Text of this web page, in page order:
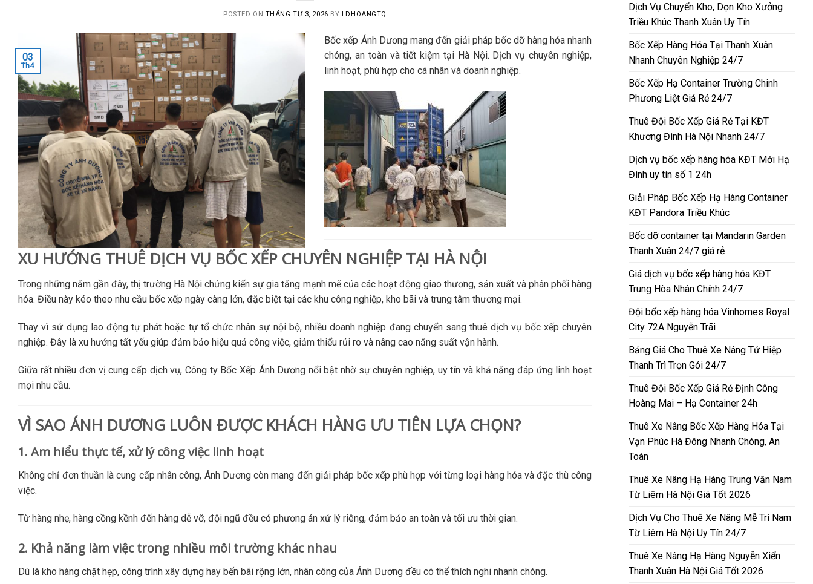
POSTED ON THÁNG TƯ 3, 2026 BY LDHOANGTQ
03
Th4
Bốc xếp Ánh Dương mang đến giải pháp bốc dỡ hàng hóa nhanh
chóng, an toàn và tiết kiệm tại Hà Nội. Dịch vụ chuyên nghiệp,
linh hoạt, phù hợp cho cá nhân và doanh nghiệp.
XU HƯỚNG THUÊ DỊCH VỤ BỐC XẾP CHUYÊN NGHIỆP TẠI HÀ NỘI
Trong những năm gần đây, thị trường Hà Nội chứng kiến sự gia tăng mạnh mẽ của các hoạt động giao thương, sản xuất và phân phối hàng
hóa. Điều này kéo theo nhu cầu bốc xếp ngày càng lớn, đặc biệt tại các khu công nghiệp, kho bãi và trung tâm thương mại.
Thay vì sử dụng lao động tự phát hoặc tự tổ chức nhân sự nội bộ, nhiều doanh nghiệp đang chuyển sang thuê dịch vụ bốc xếp chuyên
nghiệp. Đây là xu hướng tất yếu giúp đảm bảo hiệu quả công việc, giảm thiểu rủi ro và nâng cao năng suất vận hành.
Giữa rất nhiều đơn vị cung cấp dịch vụ, Công ty Bốc Xếp Ánh Dương nổi bật nhờ sự chuyên nghiệp, uy tín và khả năng đáp ứng linh hoạt
mọi nhu cầu.
VÌ SAO ÁNH DƯƠNG LUÔN ĐƯỢC KHÁCH HÀNG ƯU TIÊN LỰA CHỌN?
1. Am hiểu thực tế, xử lý công việc linh hoạt
Không chỉ đơn thuần là cung cấp nhân công, Ánh Dương còn mang đến giải pháp bốc xếp phù hợp với từng loại hàng hóa và đặc thù công
việc.
Từ hàng nhẹ, hàng cồng kềnh đến hàng dễ vỡ, đội ngũ đều có phương án xử lý riêng, đảm bảo an toàn và tối ưu thời gian.
2. Khả năng làm việc trong nhiều môi trường khác nhau
Dù là kho hàng chật hẹp, công trình xây dựng hay bến bãi rộng lớn, nhân công của Ánh Dương đều có thể thích nghi nhanh chóng.
Dịch Vụ Chuyển Kho, Dọn Kho Xưởng
Triều Khúc Thanh Xuân Uy Tín
Bốc Xếp Hàng Hóa Tại Thanh Xuân
Nhanh Chuyên Nghiệp 24/7
Bốc Xếp Hạ Container Trường Chinh
Phương Liệt Giá Rẻ 24/7
Thuê Đội Bốc Xếp Giá Rẻ Tại KĐT
Khương Đình Hà Nội Nhanh 24/7
Dịch vụ bốc xếp hàng hóa KĐT Mới Hạ
Đình uy tín số 1 24h
Giải Pháp Bốc Xếp Hạ Hàng Container
KĐT Pandora Triều Khúc
Bốc dỡ container tại Mandarin Garden
Thanh Xuân 24/7 giá rẻ
Giá dịch vụ bốc xếp hàng hóa KĐT
Trung Hòa Nhân Chính 24/7
Đội bốc xếp hàng hóa Vinhomes Royal
City 72A Nguyễn Trãi
Bảng Giá Cho Thuê Xe Nâng Tứ Hiệp
Thanh Trì Trọn Gói 24/7
Thuê Đội Bốc Xếp Giá Rẻ Định Công
Hoàng Mai – Hạ Container 24h
Thuê Xe Nâng Bốc Xếp Hàng Hóa Tại
Vạn Phúc Hà Đông Nhanh Chóng, An
Toàn
Thuê Xe Nâng Hạ Hàng Trung Văn Nam
Từ Liêm Hà Nội Giá Tốt 2026
Dịch Vụ Cho Thuê Xe Nâng Mễ Trì Nam
Từ Liêm Hà Nội Uy Tín 24/7
Thuê Xe Nâng Hạ Hàng Nguyễn Xiển
Thanh Xuân Hà Nội Giá Tốt 2026